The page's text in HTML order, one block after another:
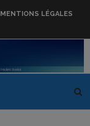
MENTIONS LÉGALES